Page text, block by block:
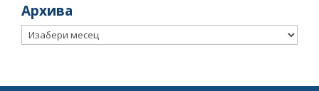
Архива
Архива